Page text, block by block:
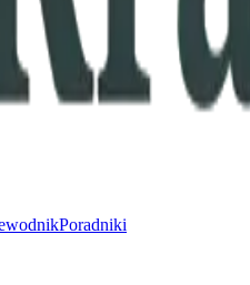
Poradniki